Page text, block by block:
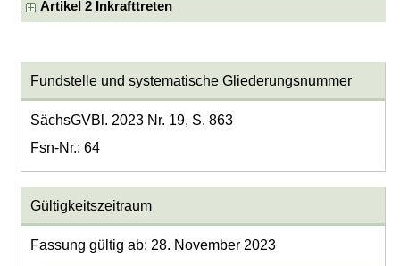
Artikel 2 Inkrafttreten
Fundstelle und systematische Gliederungsnummer
SächsGVBl. 2023 Nr. 19, S. 863
Fsn-Nr.: 64
Gültigkeitszeitraum
Fassung gültig ab: 28. November 2023